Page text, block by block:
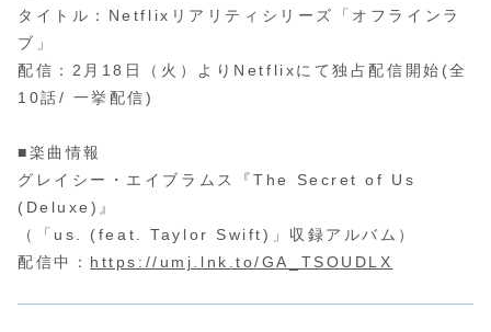
タイトル：Netflixリアリティシリーズ「オフラインラ
ブ」
配信：2月18日（火）よりNetflixにて独占配信開始(全
10話/ 一挙配信)
■楽曲情報
グレイシー・エイブラムス『The Secret of Us
(Deluxe)』
（「us. (feat. Taylor Swift)」収録アルバム）
配信中： https://umj.lnk.to/GA_TSOUDLX